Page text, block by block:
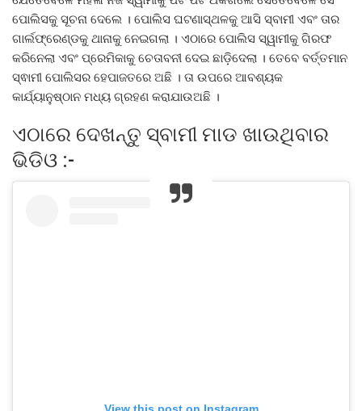
ପୋଲିସକୁ ସୂଚନା ଦେଲେ । ପୋଲିସ ଘଟଣାସ୍ଥଳକୁ ଆସି ସ୍ବାମୀ ଏବଂ ତାର
ଗାର୍ଲଫ୍ରେଣ୍ଡକୁ ଥାନାକୁ ନେଇଗଲା । ଏଠାରେ ପୋଲିସ ସ୍ୱାମୀକୁ ଗିରଫ
କରିନେଲା ଏବଂ ପ୍ରେମିକାକୁ ଚେତାବନୀ ଦେଇ ଛାଡ଼ିଦେଲା । ତେବେ ବର୍ତ୍ତମାନ
ସ୍ଵାମୀ ପୋଲିସର ହେପାଜତରେ ଅଛି । ତା ଉପରେ ଆବଶ୍ୟକ
କାର୍ଯ୍ୟାନୁଷ୍ଠାନ ମଧ୍ୟ ଗ୍ରହଣ କରାଯାଉଅଛି ।
ଏଠାରେ ଦେଖନ୍ତୁ ସ୍ବାମୀ ମାଡ ଖାଉଥିବାର
ଭିଡିଓ :-
View this post on Instagram